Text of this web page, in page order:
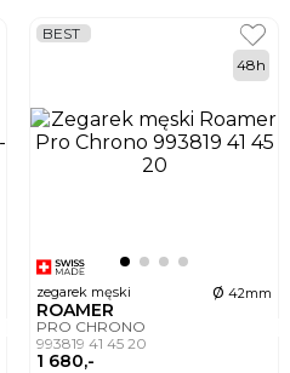
zegarek męski ø 42mm
ROAMER
PRO CHRONO
993819 41 45 20
1 680,-
BEST
48h